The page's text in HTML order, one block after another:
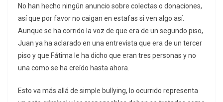
No han hecho ningún anuncio sobre colectas o donaciones,
así que por favor no caigan en estafas si ven algo así.
Aunque se ha corrido la voz de que era de un segundo piso,
Juan ya ha aclarado en una entrevista que era de un tercer
piso y que Fátima le ha dicho que eran tres personas y no
una como se ha creído hasta ahora.
Esto va más allá de simple bullying, lo ocurrido representa